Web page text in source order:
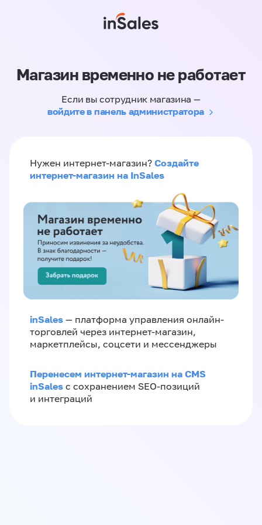
Магазин временно не работает
Если вы сотрудник магазина —
войдите в панель администратора
Нужен интернет-магазин? Создайте
интернет-магазин на InSales
inSales — платформа управления онлайн-
торговлей через интернет-магазин,
маркетплейсы, соцсети и мессенджеры
Перенесем интернет-магазин на CMS
inSales с сохранением SEO-позиций
и интеграций